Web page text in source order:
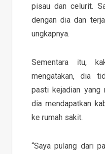
pisau dan celurit.
dengan dia dan
ungkapnya.
Sementara itu,
mengatakan, dia
pasti kejadian yang
dia mendapatkan
ke rumah sakit.
“Saya pulang dari